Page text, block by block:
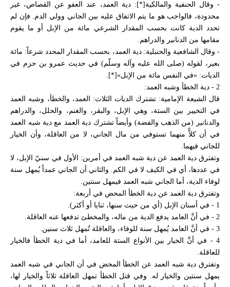
- وقال الحنفية والمالكية[*]: دية العمد، عند العفو عن القصاص، غير
محدودة، فالواجب هو ما يتم الاتفاق عليه بين الجاني وولي الدم. فإن لم
تحدد الدية كانت بحسب المقدار الشرعي مائة من الإبل أو ما يقوم
مقامها من الدنانير والدراهم.
- وقال الشافعية والحنبلية: دية العمد، بحسب المقدار المحدد شرعاً: مائة
بعير، لقوله (صلى الله عليه وآله وسلّم) في حديث عمرو بن حزم في
الديات: «في النفس مائة من الإبل»[*].
2 - دية الخطأ وشبه العمد:
قال الشيعة الإمامية: تشترك الديات الثلاث: العمد، والخطأ، وشبه العمد
في التخيير بين الستة، وهي الإبل، والبقر، والغنم، والحلل، والدراهم
والدنانير (من الذهب والفضة) وأيضاً تشترك دية العمد مع دية شبه العمد
في أن كلاًّ منهما تستوفي من مال الجاني، لا من العاقلة، وأن الخيار
للجاني فيهما.
وتفترق دية العمد عن دية شبه العمد في أمرين: الأول في سنيّ الإبل، لا
في عددها، أي في الكيف لا في الكم. والثاني أن الجاني عمداً يُمهل سنة
لوفاء الدية، أما الجاني شبه العمد فيمهل سنتين.
وتفترق دية العمد عن دية الخطأ المحض في أربعة:
1 - في أسنان الإبل (أي من حيث سنها، ثنايا أو أكثر).
2 - في أنَّ العامد يدفع الدية من ماله، والمخطئ تدفعها عنه العاقلة.
3 - في أنَّ العامد يُمهل سنة للوفاء، والعاقلة تُمهل ثلاث سنين.
4 - في أنَّ الخيار بين الأنواع الستة للعامد، أما في دية الخطأ فالخيار
للعاقلة.
وتفترق دية شبه العمد عن الخطأ المحض في أن الجاني في شبه العمد
يمهل سنتين والخيار له. وفي قتل الخطأ تمهل العاقلة ثلاثاً والخيار لها،